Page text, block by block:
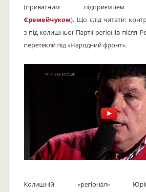
(приватним
Єремейчуком). Що слід читати:
з-під колишньої Партії регіонів після
перетекли під «Народний фронт».
Колишній «регіонал»